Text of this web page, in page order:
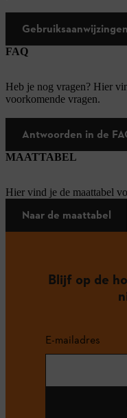
FAQ
Heb je nog vragen? Hier
voorkomende vragen.
Antwoorden in de
MAATTABEL
Hier vind je de maattabel
Naar de maattabel
Blijf op de
E-mailadres